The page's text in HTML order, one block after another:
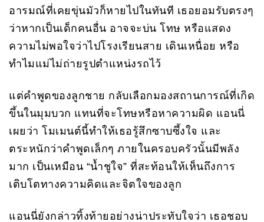
อารมณ์ที่เคยขุ่นมัวก็หายไปในทันที เธอยอมรับตรงๆ
ว่าหากเป็นเด็กคนอื่น อาจจะบ่น โทษ หรือแสดง
ความไม่พอใจว่าไปโรงเรียนสาย เดินเหนื่อย หรือ
ทำไมแม่ไม่ถ่ายรูปตำแหน่งรถไว้
แต่คำพูดของลูกชาย กลับเลือกมองสถานการณ์ที่เกิด
ขึ้นในมุมบวก แทนที่จะโทษหรือหาความผิด แอนนี่
เผยว่า โมเมนต์นี้ทำให้เธอรู้สึกซาบซึ้งใจ และ
ตระหนักว่าคำพูดเล็กๆ ภายในครอบครัวนั้นมีพลัง
มาก เป็นเหมือน “น้ำชูใจ” ที่สะท้อนให้เห็นถึงการ
เติบโตทางความคิดและจิตใจของลูก
แอนนี่ยังกล่าวทิ้งท้ายอย่างน่าประทับใจว่า เธอชอบ